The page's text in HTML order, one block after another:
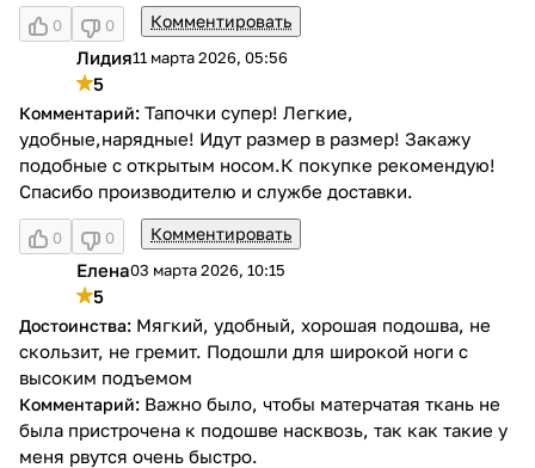
0 0 Комментировать
Лидия11 марта 2026, 05:56
5
Тапочки супер! Легкие,
удобные,нарядные! Идут размер в размер! Закажу
подобные с открытым носом.К покупке рекомендую!
Спасибо производителю и службе доставки.
0 0 Комментировать
Елена03 марта 2026, 10:15
5
Мягкий, удобный, хорошая подошва, не
скользит, не гремит. Подошли для широкой ноги с
высоким подъемом
Важно было, чтобы матерчатая ткань не
была пристрочена к подошве насквозь, так как такие у
меня рвутся очень быстро.